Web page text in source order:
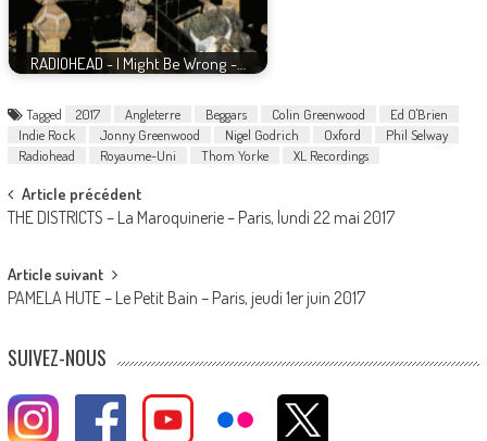
RADIOHEAD - I Might Be Wrong -…
Tagged 2017 Angleterre Beggars Colin Greenwood
Ed O'Brien
Indie Rock
Jonny Greenwood Nigel Godrich Oxford
Phil Selway
Radiohead
Royaume-Uni Thom Yorke XL Recordings
Post
navigation
Article précédent
THE DISTRICTS – La Maroquinerie – Paris, lundi 22 mai 2017
Article suivant
PAMELA HUTE – Le Petit Bain – Paris, jeudi 1er juin 2017
SUIVEZ-NOUS